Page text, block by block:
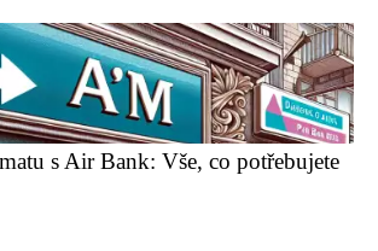
s Air Bank: Vše, co potřebujete